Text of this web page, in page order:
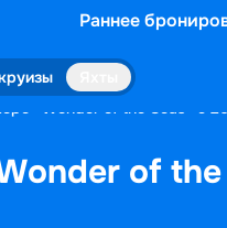
Раннее
«Wonder of the Seas» с
of